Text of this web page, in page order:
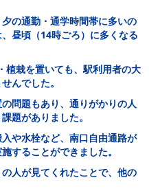
の通勤・通学時間帯に多いの
昼頃（14時ごろ）に多くなる
植栽を置いても、駅利用者の大
んでした。
問題もあり、通りがかりの人
題がありました。
や水栓など、南口自由通路が
することができました。
人が見てくれたことで、他の